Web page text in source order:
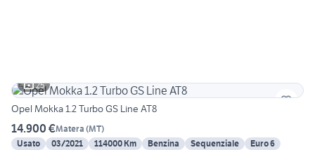
25
Opel Mokka 1.2 Turbo GS Line AT8
14.900 €Matera (MT)
Usato
03/2021 114000 Km Benzina Sequenziale
Euro 6